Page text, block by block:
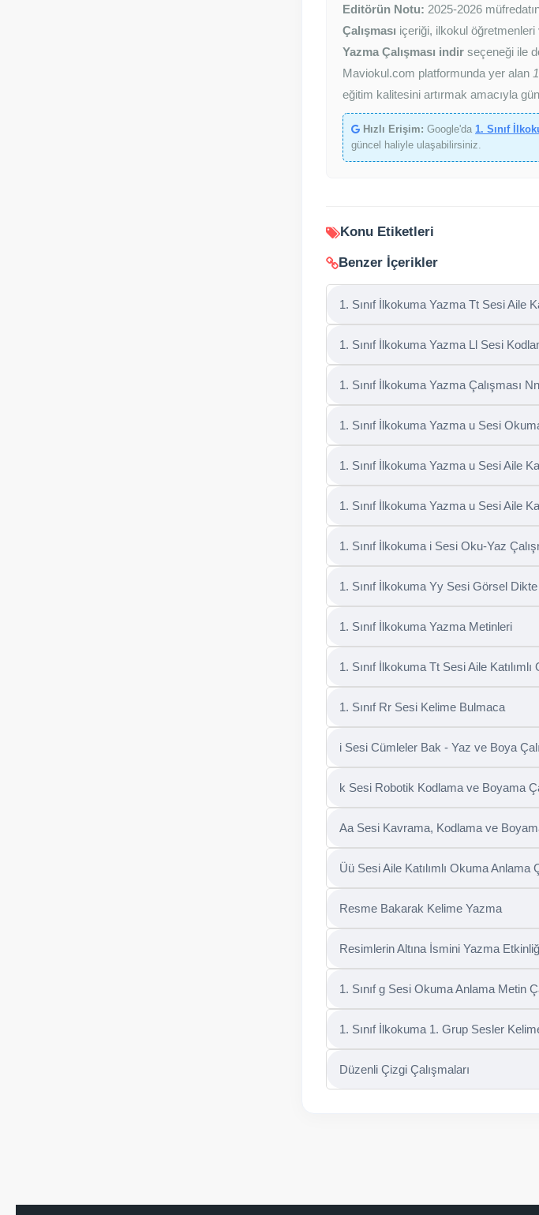
Editörün Notu: 2025-2026
Çalışması içeriği, ilkokul
Yazma Çalışması indir seçeneği ile
Maviokul.com platformunda yer alan
eğitim kalitesini artırmak amacıyla
Hızlı Erişim: Google'da 1. Sınıf
güncel haliyle ulaşabilirsiniz.
Konu Etiketleri
Benzer İçerikler
1. Sınıf İlkokuma Yazma Tt Sesi Aile
1. Sınıf İlkokuma Yazma Ll Sesi
1. Sınıf İlkokuma Yazma Çalışması
1. Sınıf İlkokuma Yazma u Sesi
1. Sınıf İlkokuma Yazma u Sesi Aile
1. Sınıf İlkokuma Yazma u Sesi Aile
1. Sınıf İlkokuma i Sesi Oku-Yaz
1. Sınıf İlkokuma Yy Sesi Görsel Dikte
1. Sınıf İlkokuma Yazma Metinleri
1. Sınıf İlkokuma Tt Sesi Aile
1. Sınıf Rr Sesi Kelime Bulmaca
i Sesi Cümleler Bak - Yaz ve Boya
k Sesi Robotik Kodlama ve Boyama
Aa Sesi Kavrama, Kodlama ve
Üü Sesi Aile Katılımlı Okuma Anlama
Resme Bakarak Kelime Yazma
Resimlerin Altına İsmini Yazma
1. Sınıf g Sesi Okuma Anlama Metin
1. Sınıf İlkokuma 1. Grup Sesler
Düzenli Çizgi Çalışmaları